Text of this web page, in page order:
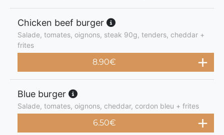
Chicken beef burger
Salade, tomates, oignons, steak 90g, tenders, cheddar +
frites
8.90€
Blue burger
Salade, tomates, oignons, cheddar, cordon bleu + frites
6.50€